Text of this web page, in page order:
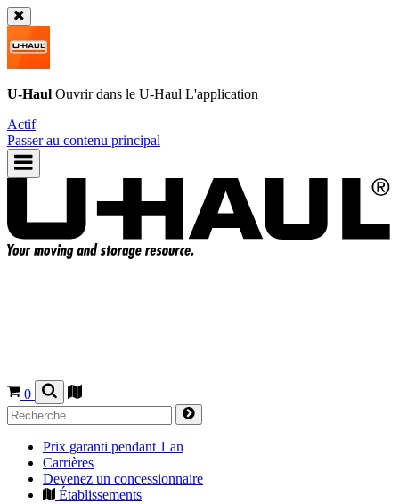
U-Haul Ouvrir dans le U-Haul L'application
Actif
Passer au contenu principal
0
Prix garanti pendant 1 an
Carrières
Devenez un concessionnaire
Établissements